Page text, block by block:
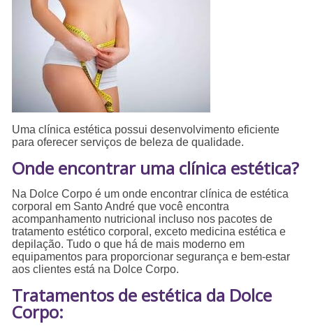
Uma clínica estética possui desenvolvimento eficiente
para oferecer serviços de beleza de qualidade.
Onde encontrar uma clínica estética?
Na Dolce Corpo é um onde encontrar clínica de estética
corporal em Santo André que você encontra
acompanhamento nutricional incluso nos pacotes de
tratamento estético corporal, exceto medicina estética e
depilação. Tudo o que há de mais moderno em
equipamentos para proporcionar segurança e bem-estar
aos clientes está na Dolce Corpo.
Tratamentos de estética da Dolce
Corpo: